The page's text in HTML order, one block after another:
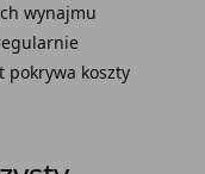
wynajmu
pokrywa koszty